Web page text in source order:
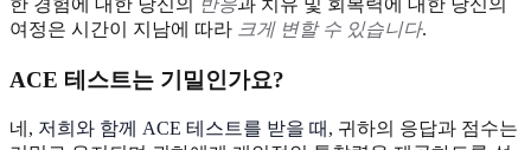
여정은 시간이 지남에 따라 크게 변할 수 있습니다.
ACE 테스트는 기밀인가요?
네, 저희와 함께 ACE 테스트를 받을 때 , 귀하의 응답과 점수는